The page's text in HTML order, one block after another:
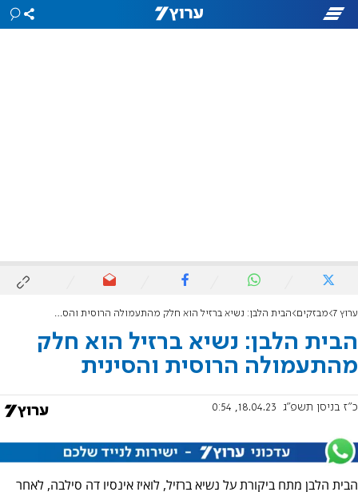
ערוץ 7 מבזקים הבית הלבן: נשיא ברזיל הוא חלק מהתעמולה הרוסית והסינית
הבית הלבן: נשיא ברזיל הוא חלק
מהתעמולה הרוסית והסינית
כ"ז בניסן תשפ"ג 18.04.23, 0:54
הבית הלבן מתח ביקורת על נשיא ברזיל, לואיז אינסיו דה סילבה, לאחר